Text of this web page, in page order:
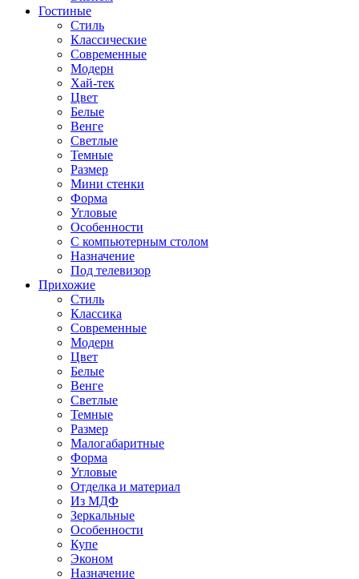
Гостиные
Стиль
Классические
Современные
Модерн
Хай-тек
Цвет
Белые
Венге
Светлые
Темные
Размер
Мини стенки
Форма
Угловые
Особенности
С компьютерным столом
Назначение
Под телевизор
Прихожие
Стиль
Классика
Современные
Модерн
Цвет
Белые
Венге
Светлые
Темные
Размер
Малогабаритные
Форма
Угловые
Отделка и материал
Из МДФ
Зеркальные
Особенности
Купе
Эконом
Назначение